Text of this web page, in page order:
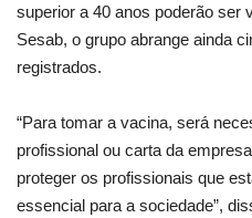
superior a 40 anos poderão ser
Sesab, o grupo abrange ainda
registrados.
“Para tomar a vacina, será
profissional ou carta da
proteger os profissionais que
essencial para a sociedade”,